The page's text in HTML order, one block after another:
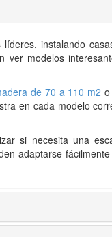
instalando
ver modelos
de 70 a 110 m2 o
en cada modelo
si necesita una
adaptarse